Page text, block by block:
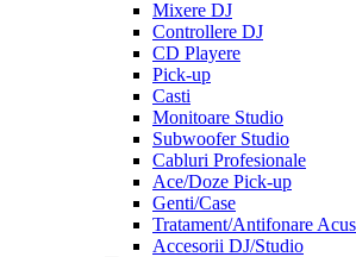
Mixere DJ
Controllere DJ
CD Playere
Pick-up
Casti
Monitoare Studio
Subwoofer Studio
Cabluri Profesionale
Ace/Doze Pick-up
Genti/Case
Tratament/Antifonare
Accesorii DJ/Studio